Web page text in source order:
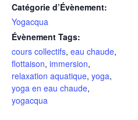
Catégorie d’Évènement:
Yogacqua
Évènement Tags:
cours collectifs, eau chaude,
flottaison, immersion,
relaxation aquatique, yoga,
yoga en eau chaude,
yogacqua